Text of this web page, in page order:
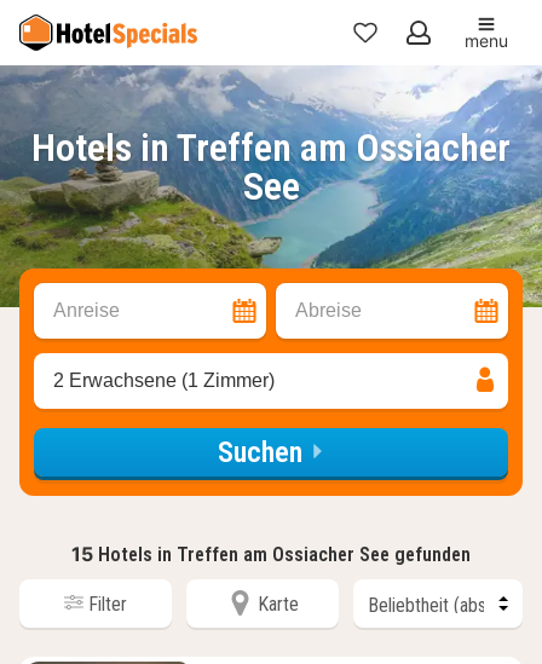
Meine
Favoriten
menu
Hotels in Treffen am Ossiacher
See
Anreise Abreise
2 Erwachsene (1 Zimmer)
Suchen
15 Hotels in Treffen am Ossiacher See gefunden
Filter Karte